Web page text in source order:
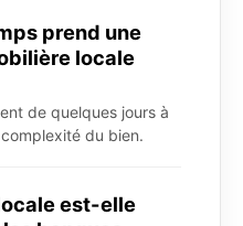
prend une
locale
de quelques jours à
du bien.
est-elle